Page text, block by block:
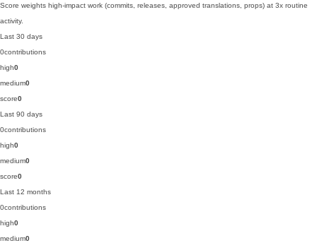
Score weights high-impact work (commits, releases, approved translations, props) at 3x routine
activity.
Last 30 days
0contributions
high0
medium0
score0
Last 90 days
0contributions
high0
medium0
score0
Last 12 months
0contributions
high0
medium0